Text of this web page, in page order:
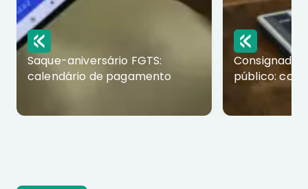
Saque-aniversário FGTS:
calendário de pagamento
Consignado
público: